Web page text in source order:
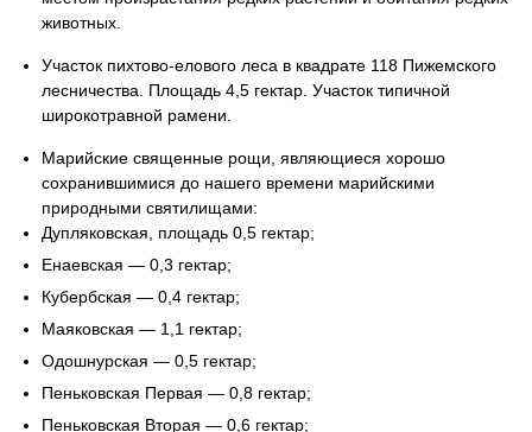
животных.
Участок пихтово-елового леса в квадрате 118 Пижемского
лесничества. Площадь 4,5 гектар. Участок типичной
широкотравной рамени.
Марийские священные рощи, являющиеся хорошо
сохранившимися до нашего времени марийскими
природными святилищами:
Дупляковская, площадь 0,5 гектар;
Енаевская — 0,3 гектар;
Кубербская — 0,4 гектар;
Маяковская — 1,1 гектар;
Одошнурская — 0,5 гектар;
Пеньковская Первая — 0,8 гектар;
Пеньковская Вторая — 0,6 гектар;